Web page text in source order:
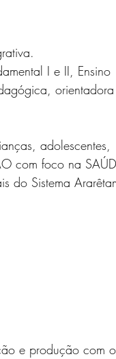
I e II, Ensino
adolescentes,
com foco na
do Sistema
e produção com